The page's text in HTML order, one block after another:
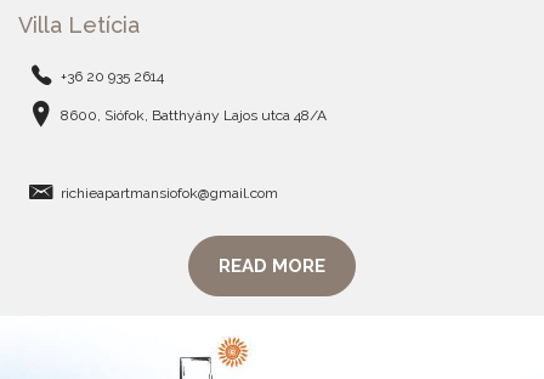
Villa Letícia
+36 20 935 2614
8600, Siófok, Batthyány Lajos utca 48/A
richieapartmansiofok@gmail.com
READ MORE